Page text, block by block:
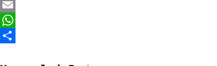
Twitter
Email
WhatsApp